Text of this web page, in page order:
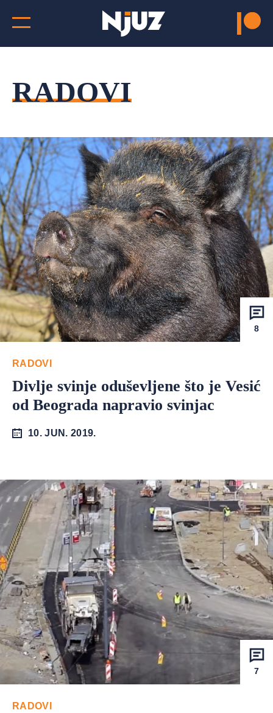
RADOVI
8
RADOVI
Divlje svinje oduševljene što je Vesić
od Beograda napravio svinjac
10. JUN. 2019.
7
RADOVI